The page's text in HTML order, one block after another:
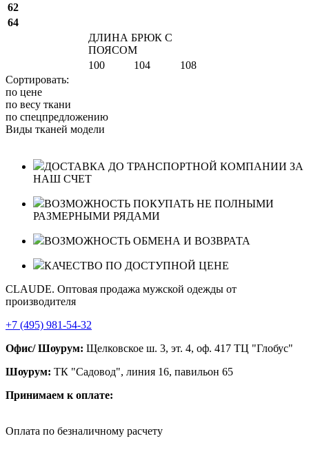
62
64
ДЛИНА БРЮК С
ПОЯСОМ
100
104
108
Сортировать:
по цене
по весу ткани
по спецпредложению
Виды тканей модели
ДОСТАВКА ДО ТРАНСПОРТНОЙ КОМПАНИИ ЗА
НАШ СЧЕТ
ВОЗМОЖНОСТЬ ПОКУПАТЬ НЕ ПОЛНЫМИ
РАЗМЕРНЫМИ РЯДАМИ
ВОЗМОЖНОСТЬ ОБМЕНА И ВОЗВРАТА
КАЧЕСТВО ПО ДОСТУПНОЙ ЦЕНЕ
CLAUDE. Оптовая продажа мужской одежды от
производителя
+7 (495) 981-54-32
Офис/ Шоурум: Щелковское ш. 3, эт. 4, оф. 417 ТЦ "Глобус"
Шоурум: ТК "Садовод", линия 16, павильон 65
Принимаем к оплате:
Оплата по безналичному расчету